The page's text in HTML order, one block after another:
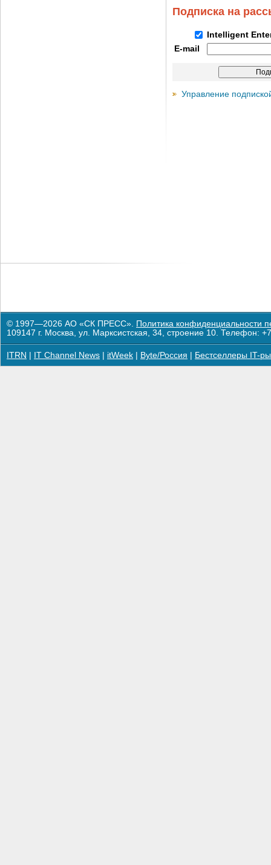
Подписка на
Intelligent
E-mail
Управление
© 1997—2026 АО «СК ПРЕСС». Политика конфиденциальности
109147 г. Москва, ул. Марксистская, 34, строение 10. Телефон:
ITRN IT Channel News itWeek Byte/Россия Бестселлеры IT-